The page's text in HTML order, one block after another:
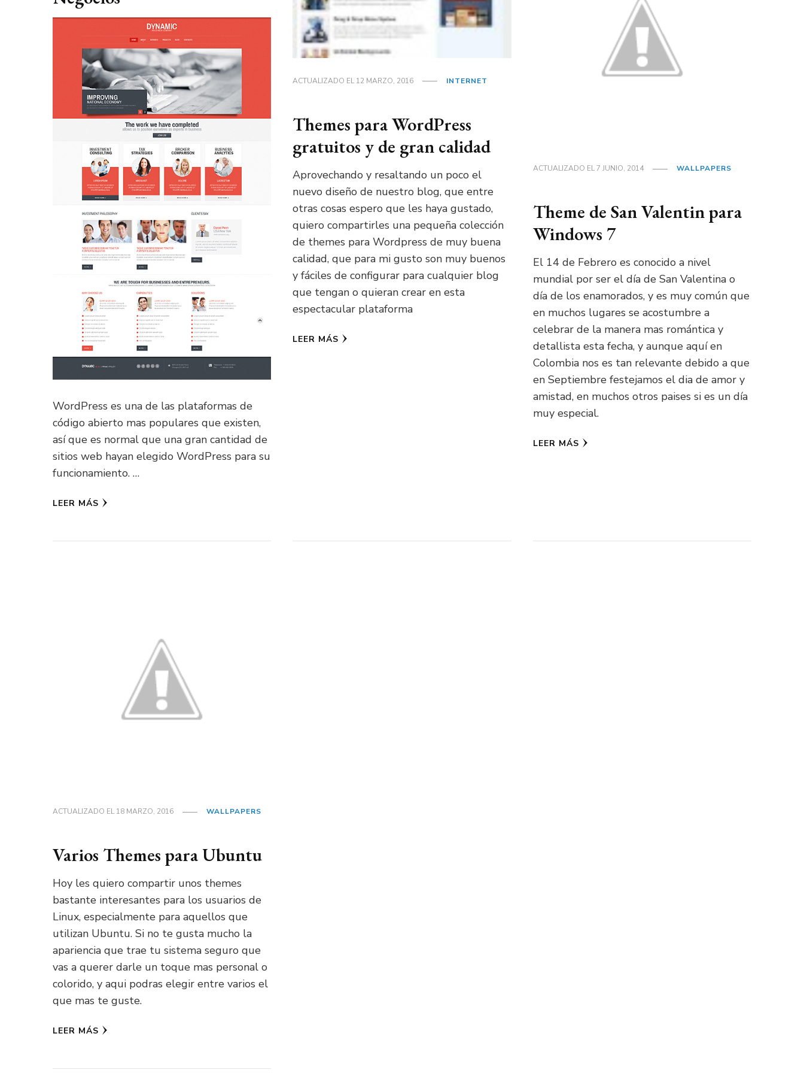
WordPress es una de las plataformas de
código abierto mas populares que existen,
así que es normal que una gran cantidad de
sitios web hayan elegido WordPress para su
funcionamiento. …
LEER MÁS
ACTUALIZADO EL12 MARZO, 2016 INTERNET
Themes para WordPress
gratuitos y de gran calidad
Aprovechando y resaltando un poco el
nuevo diseño de nuestro blog, que entre
otras cosas espero que les haya gustado,
quiero compartirles una pequeña colección
de themes para Wordpress de muy buena
calidad, que para mi gusto son muy buenos
y fáciles de configurar para cualquier blog
que tengan o quieran crear en esta
espectacular plataforma
LEER MÁS
ACTUALIZADO EL7 JUNIO, 2014 WALLPAPERS
Theme de San Valentin para
Windows 7
El 14 de Febrero es conocido a nivel
mundial por ser el día de San Valentina o
día de los enamorados, y es muy común que
en muchos lugares se acostumbre a
celebrar de la manera mas romántica y
detallista esta fecha, y aunque aquí en
Colombia nos es tan relevante debido a que
en Septiembre festejamos el dia de amor y
amistad, en muchos otros paises si es un día
muy especial.
LEER MÁS
ACTUALIZADO EL18 MARZO, 2016 WALLPAPERS
Varios Themes para Ubuntu
Hoy les quiero compartir unos themes
bastante interesantes para los usuarios de
Linux, especialmente para aquellos que
utilizan Ubuntu. Si no te gusta mucho la
apariencia que trae tu sistema seguro que
vas a querer darle un toque mas personal o
colorido, y aqui podras elegir entre varios el
que mas te guste.
LEER MÁS